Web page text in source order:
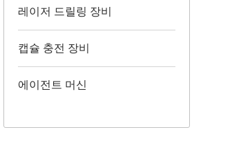
레이저 드릴링 장비
캡슐 충전 장비
에이전트 머신